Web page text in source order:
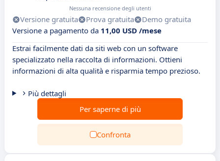
Nessuna recensione degli utenti
Versione gratuita Prova gratuita
Demo gratuita
Versione a pagamento da 11,00 USD /mese
Estrai facilmente dati da siti web con un software
specializzato nella raccolta di informazioni. Ottieni
informazioni di alta qualità e risparmia tempo prezioso.
Più dettagli
Per saperne di più
Confronta